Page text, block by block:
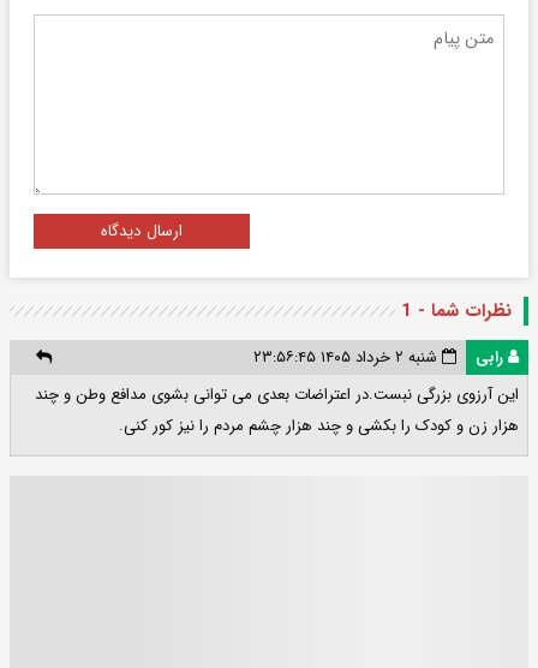
ارسال دیدگاه
نظرات شما - 1
رابی
شنبه ۲ خرداد ۱۴۰۵ ۲۳:۵۶:۴۵
این آرزوی بزرگی نبست.در اعتراضات بعدی می توانی بشوی مدافع وطن و چند
هزار زن و کودک را بکشی و چند هزار چشم مردم را نیز کور کنی.